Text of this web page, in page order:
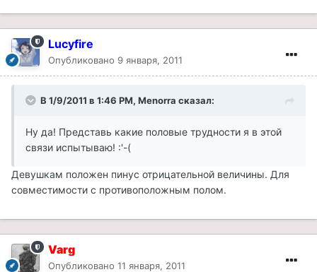
Lucyfire
Опубликовано 9 января, 2011
В 1/9/2011 в 1:46 PM, Menorra сказал:
Ну да! Представь какие половые трудности я в этой
связи испытываю! :'-(
Девушкам положен пинус отрицательной величины. Для
совместимости с противоположным полом.
Varg
Опубликовано 11 января, 2011